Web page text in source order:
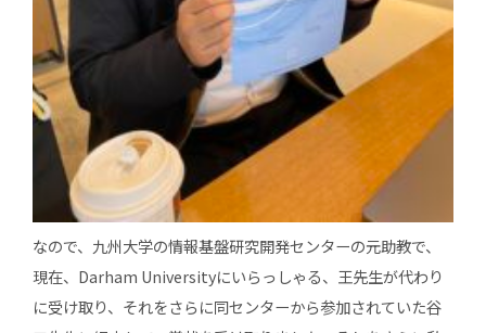
なので、九州大学の情報基盤研究開発センターの元助教で、
現在、Darham Universityにいらっしゃる、王先生が代わり
に受け取り、それをさらに同センターから参加されていた谷